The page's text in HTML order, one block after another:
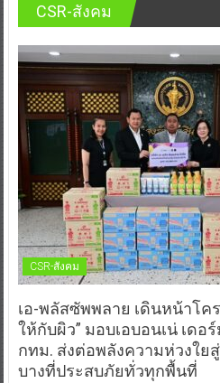
CSR-สังคม
CSR-สังคม
เอ-พลัสซัพพลาย เดินหน้าโค
ให้กับผิว” มอบเอบอนเน่ เดอ
กทม. ส่งต่อพลังความห่วงใย
บางที่ประสบภัยทั่วทุกพื้นที่